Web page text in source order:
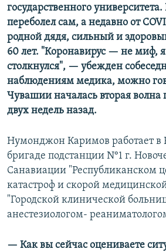
государственного
переболел сам, а недавно от
родной дядя, сильный и
60 лет. "Коронавирус — не миф,
столкнулся", — убежден
наблюдениям медика, можно
Чувашии началась вторая
двух недель назад.
Нумонджон Каримов работает
бригаде подстанции N°1 г.
Санавиации "Республиканском
катастроф и скорой
"Городской клинической
анестезиологом-
— Как вы сейчас оцениваете